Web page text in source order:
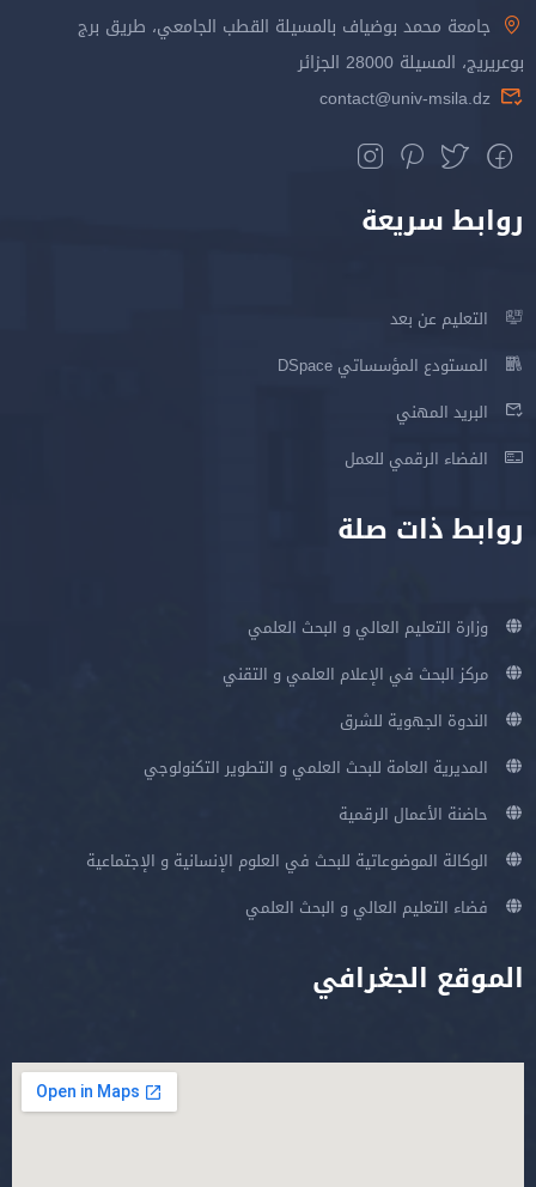
جامعة محمد بوضياف بالمسيلة القطب الجامعي، طريق برج
بوعريريج، المسيلة 28000 الجزائر
contact@univ-msila.dz
روابط سريعة
التعليم عن بعد
المستودع المؤسساتي DSpace
البريد المهني
الفضاء الرقمي للعمل
روابط ذات صلة
وزارة التعليم العالي و البحث العلمي
مركز البحث في الإعلام العلمي و التقني
الندوة الجهوية للشرق
المديرية العامة للبحث العلمي و التطوير التكنولوجي
حاضنة الأعمال الرقمية
الوكالة الموضوعاتية للبحث في العلوم الإنسانية و الإجتماعية
فضاء التعليم العالي و البحث العلمي
الموقع الجغرافي